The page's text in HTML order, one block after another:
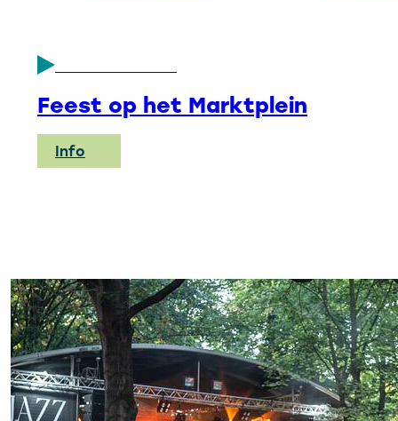
Feest op het Marktplein
Info